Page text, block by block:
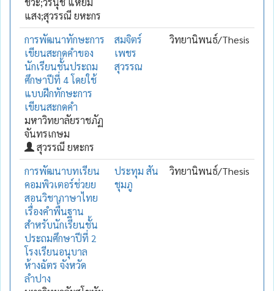
แสง;สุวรรณี ยหะกร
การพัฒนาทักษะการ
เขียนสะกดคำของ
นักเรียนชั้นประถม
ศึกษาปีที่ 4 โดยใช้
แบบฝีกทักษะการ
เขียนสะกดคำ
มหาวิทยาลัยราชภัฏ
จันทรเกษม
สุวรรณี ยหะกร
สมจิตร์
เพชร
สุวรรณ
วิทยานิพนธ์/Thesis
การพัฒนาบทเรียน
คอมพิวเตอร์ช่วยย
สอนวิชาภาษาไทย
เรื่องคำพื้นฐาน
สำหรับนักเรียนชั้น
ประถมศึกษาปีที่ 2
โรงเรียนอนุบาล
ห้างฉัตร จังหวัด
ลำปาง
ประทุม สัน
ชุมภู
วิทยานิพนธ์/Thesis